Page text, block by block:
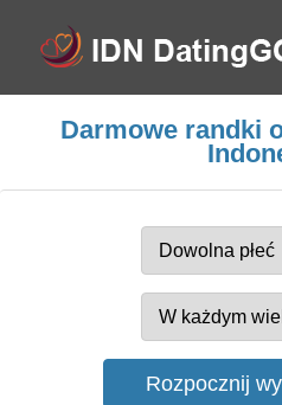
Darmowe randki